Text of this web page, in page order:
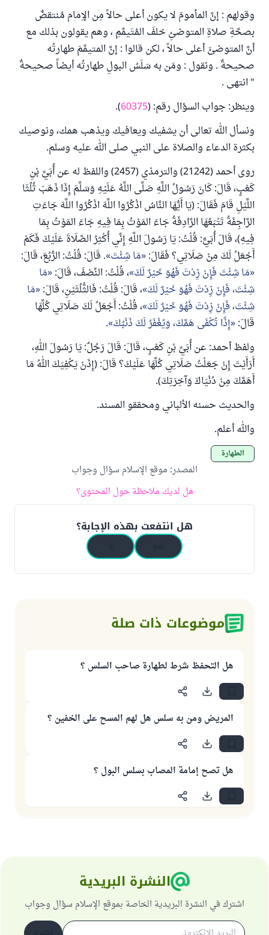
وقولهم : إنَّ المأمومَ لا يكون أعلى حالاً مِن الإِمام مُنتقضٌ
بصحَّةِ صلاةِ المتوضئِ خلفَ المُتَيمِّمِ ، وهم يقولون بذلك مع
أنَّ المتوضئَ أعلى حالاً ، لكن قالوا : إنَّ المتيمِّمَ طهارتُه
صحيحةٌ . ونقول : ومَن به سَلَسُ البولِ طهارتُه أيضاً صحيحةٌ
" انتهى .
وينظر: جواب السؤال رقم: (60375
).
ونسأل الله تعالى أن يشفيك ويعافيك ويذهب همك، ونوصيك
بكثرة الدعاء والصلاة على النبي صلى الله عليه وسلم.
روى أحمد (21242) والترمذي (2457) واللفظ له عن أُبَيِّ بْنِ
كَعْبٍ، قَالَ: كَانَ رَسُولُ اللَّهِ صَلَّى اللَّهُ عَلَيْهِ وَسَلَّمَ إِذَا ذَهَبَ ثُلُثَا
اللَّيْلِ قَامَ فَقَالَ: (يَا أَيُّهَا النَّاسُ اذْكُرُوا اللَّهَ اذْكُرُوا اللَّهَ جَاءَتِ
الرَّاجِفَةُ تَتْبَعُهَا الرَّادِفَةُ جَاءَ المَوْتُ بِمَا فِيهِ جَاءَ المَوْتُ بِمَا
فِيهِ)، قَالَ أُبَيٌّ: قُلْتُ: يَا رَسُولَ اللَّهِ إِنِّي أُكْثِرُ الصَّلَاةَ عَلَيْكَ فَكَمْ
أَجْعَلُ لَكَ مِنْ صَلَاتِي؟ فَقَالَ: مَا شِئْتَ . قَالَ: قُلْتُ: الرُّبُعَ، قَالَ:
مَا شِئْتَ فَإِنْ زِدْتَ فَهُوَ خَيْرٌ لَكَ ، قُلْتُ: النِّصْفَ، قَالَ: مَا
شِئْتَ، فَإِنْ زِدْتَ فَهُوَ خَيْرٌ لَكَ ، قَالَ: قُلْتُ: فَالثُّلُثَيْنِ، قَالَ: مَا
شِئْتَ، فَإِنْ زِدْتَ فَهُوَ خَيْرٌ لَكَ ، قُلْتُ: أَجْعَلُ لَكَ صَلَاتِي كُلَّهَا
قَالَ: إِذًا تُكْفَى هَمَّكَ، وَيُغْفَرُ لَكَ ذَنْبُكَ .
ولفظ أحمد: عن أُبَيِّ بْنِ كَعْبٍ، قَالَ: قَالَ رَجُلٌ: يَا رَسُولَ اللهِ،
أَرَأَيْتَ إِنْ جَعَلْتُ صَلَاتِي كُلَّهَا عَلَيْكَ؟ قَالَ: (إِذَنْ يَكْفِيَكَ اللهُ مَا
أَهَمَّكَ مِنْ دُنْيَاكَ وَآخِرَتِكَ).
والحديث حسنه الألباني ومحققو المسند.
والله أعلم.
الطهارة
المصدر: موقع الإسلام سؤال وجواب
هل لديك ملاحظة حول المحتوى؟
هل انتفعت بهذه الإجابة؟
موضوعات ذات صلة
هل التحفظ شرط لطهارة صاحب السلس ؟
المريض ومن به سلس هل لهم المسح على الخفين ؟
هل تصح إمامة المصاب بسلس البول ؟
النشرة البريدية
اشترك في النشرة البريدية الخاصة بموقع الإسلام سؤال وجواب